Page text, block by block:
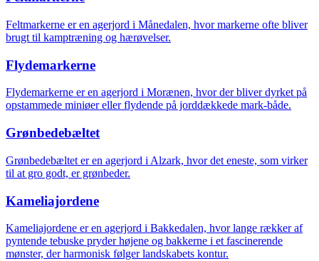
Feltmarkerne er en agerjord i Månedalen, hvor markerne ofte bliver
brugt til kamptræning og hærøvelser.
Flydemarkerne
Flydemarkerne er en agerjord i Morænen, hvor der bliver dyrket på
opstammede miniøer eller flydende på jorddækkede mark-både.
Grønbedebæltet
Grønbedebæltet er en agerjord i Alzark, hvor det eneste, som virker
til at gro godt, er grønbeder.
Kameliajordene
Kameliajordene er en agerjord i Bakkedalen, hvor lange rækker af
pyntende tebuske pryder højene og bakkerne i et fascinerende
mønster, der harmonisk følger landskabets kontur.